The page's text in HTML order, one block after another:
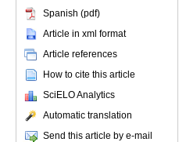
Spanish (pdf)
Article in xml format
Article references
How to cite this article
SciELO Analytics
Automatic translation
Send this article by e-mail